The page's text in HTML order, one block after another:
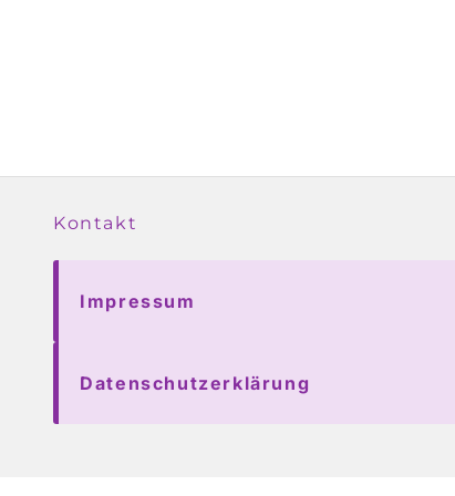
Kontakt
Impressum
Datenschutzerklärung